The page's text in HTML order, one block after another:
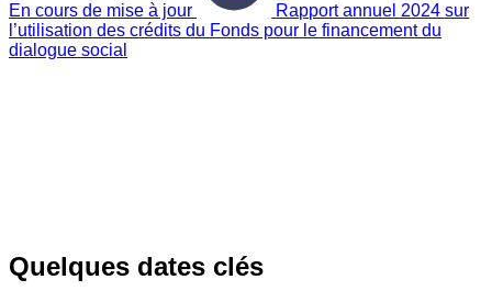
En cours de mise à jour
Rapport annuel 2024 sur
l’utilisation des crédits du Fonds pour le financement du
dialogue social
Quelques dates clés